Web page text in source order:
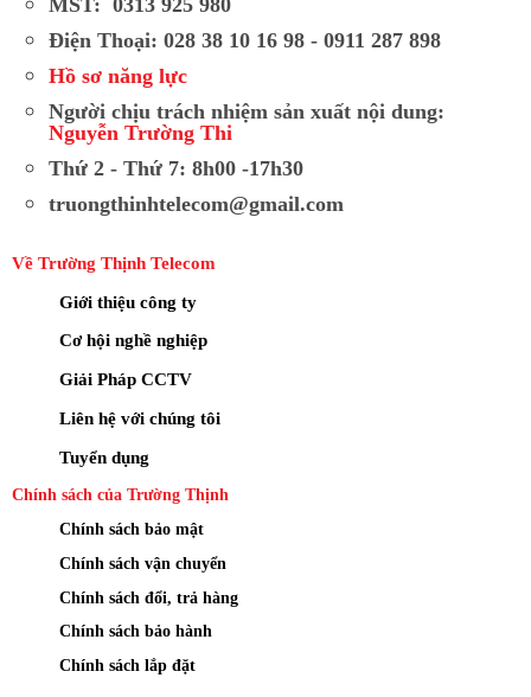
2 chiều
Camera Ezviz CS-H8c-R200-1J5WKFL hỗ trợ đàm
hợp, âm thanh tự tối ưu theo mạng để bạn nhắc
shipper, cảnh báo người lạ hoặc trao đổi từ xa ngay
tại khu vực lắp đặt. Kết nối dùng WiFi 2.4GHz
bằng AP Pairing chỉ vài phút, khi cần ổn định tối đa
có thể dùng cổng LAN RJ45 10/100Mbps.
quay 350 độ phù hợp lắp ở đâu?
Điện Thoại: 028 38 10 16 98 - 0911 287 898
Hồ sơ năng lực
Người chịu trách nhiệm sản xuất nội dung:
Nguyễn Trường Thi
Thứ 2 - Thứ 7: 8h00 -17h30
truongthinhtelecom@gmail.com
Về Trường Thịnh Telecom
Giới thiệu công ty
Cơ hội nghề nghiệp
Giải Pháp CCTV
Liên hệ với chúng tôi
Tuyển dụng
Chính sách của Trường Thịnh
Chính sách bảo mật
Chính sách vận chuyển
Chính sách đổi, trả hàng
Chính sách bảo hành
Chính sách lắp đặt